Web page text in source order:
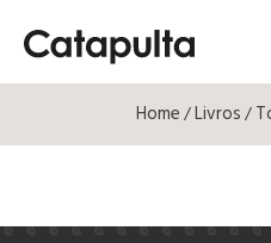
Home/Livros/